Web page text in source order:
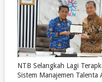
NTB Selangkah Lagi
Sistem Manajemen Talenta